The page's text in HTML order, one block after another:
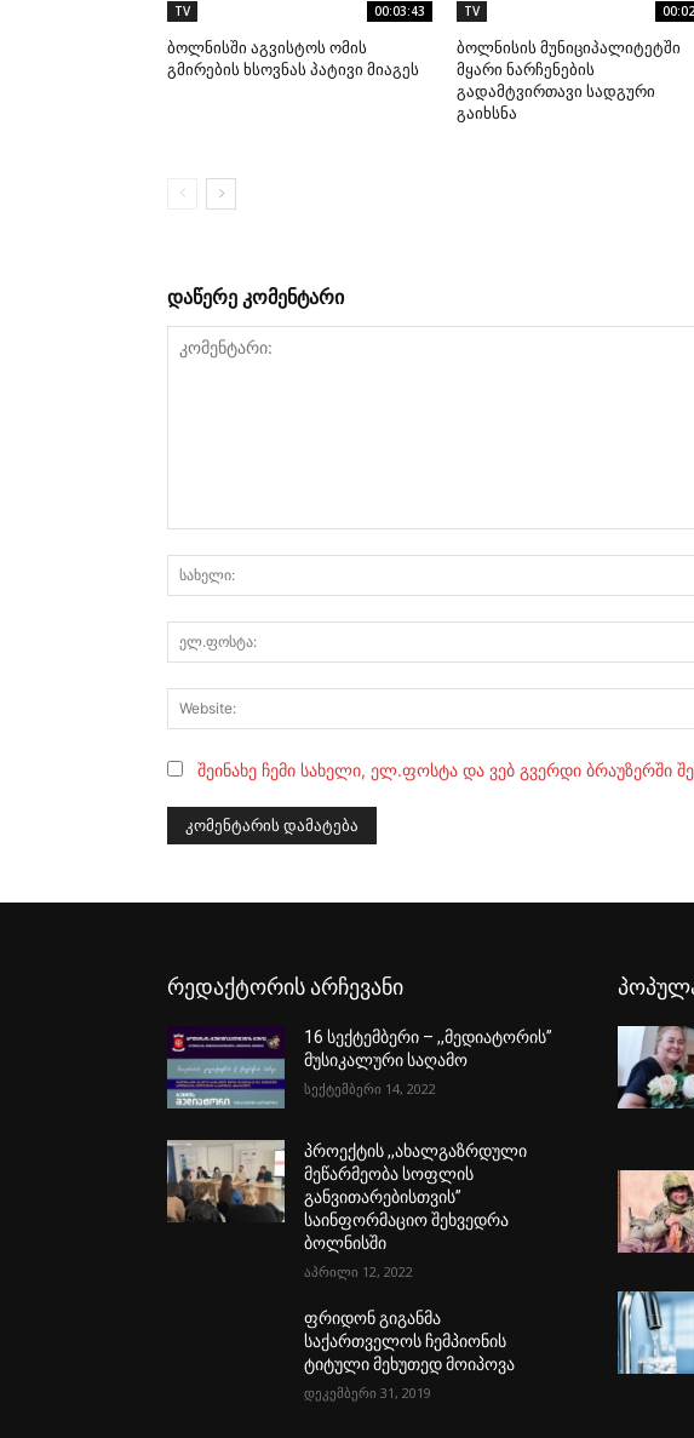
TV 00:03:43
ბოლნისში აგვისტოს ომის
გმირების ხსოვნას პატივი მიაგეს
TV
ბოლნისის მუნიციპალიტეტში
მყარი ნარჩენების
გადამტვირთავი სადგური
გაიხსნა
დაწერე კომენტარი
შეინახე ჩემი სახელი, ელ.ფოსტა და ვებ გვერდი ბრაუზერში
რედაქტორის არჩევანი
16 სექტემბერი – ,,მედიატორის”
მუსიკალური საღამო
სექტემბერი 14, 2022
პროექტის ,,ახალგაზრდული
მეწარმეობა სოფლის
განვითარებისთვის”
საინფორმაციო შეხვედრა
ბოლნისში
აპრილი 12, 2022
ფრიდონ გიგანმა
საქართველოს ჩემპიონის
ტიტული მეხუთედ მოიპოვა
დეკემბერი 31, 2019